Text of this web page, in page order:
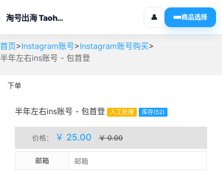
淘号出海 Taohaochuhai 👤 商品选择
首页>Instagram账号>Instagram账号购买>
半年左右ins账号 - 包首登
下单
半年左右ins账号 - 包首登 人工处理 库存(52)
价格： ￥ 25.00 ￥ 0.00
邮箱